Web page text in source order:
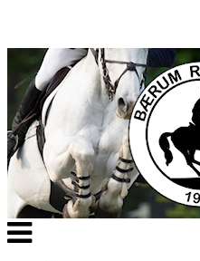
Veksle
navigasjon